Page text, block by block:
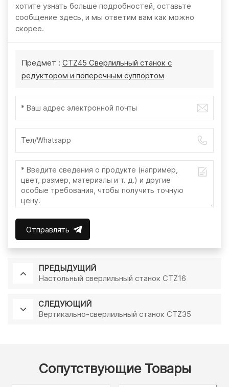
хотите узнать больше подробностей, оставьте
сообщение здесь, и мы ответим вам как можно
скорее.
Предмет : CTZ45 Сверлильный станок с
редуктором и поперечным суппортом
Отправлять
ПРЕДЫДУЩИЙ
Настольный сверлильный станок CTZ16
СЛЕДУЮЩИЙ
Вертикально-сверлильный станок CTZ35
Сопутствующие Товары